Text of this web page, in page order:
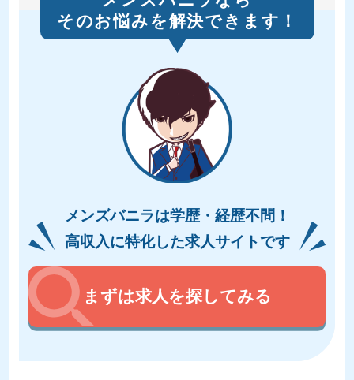
そのお悩みを解決できます！
メンズバニラは学歴・経歴不問！
高収入に特化した求人サイトです
まずは求人を探してみる